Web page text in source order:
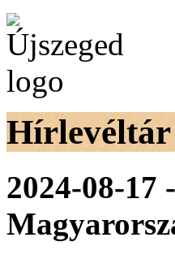
Hírlevéltár
2024-08-17